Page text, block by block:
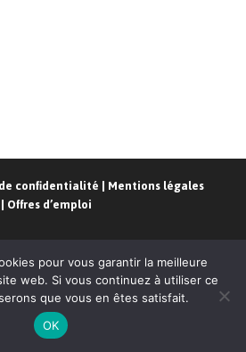
confidentialité | Mentions légales
| Offres d’emploi
- Conception
pour vous garantir la meilleure
web. Si vous continuez à utiliser ce
que vous en êtes satisfait.
OK